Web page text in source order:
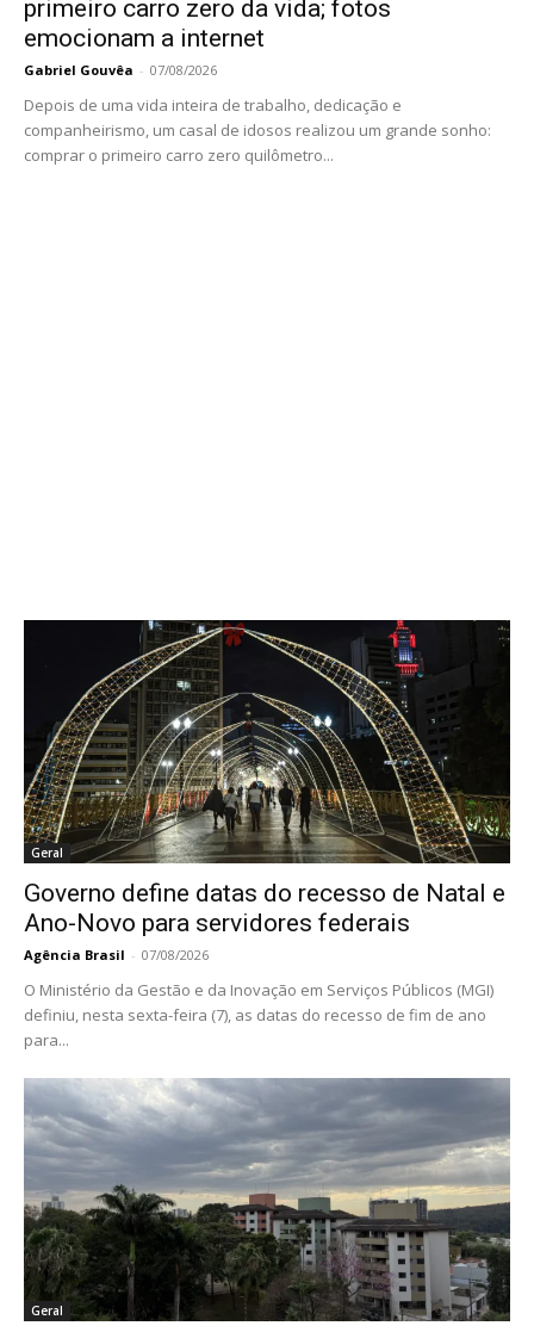
primeiro carro zero da vida; fotos
emocionam a internet
Gabriel Gouvêa - 07/08/2026
Depois de uma vida inteira de trabalho, dedicação e
companheirismo, um casal de idosos realizou um grande sonho:
comprar o primeiro carro zero quilômetro...
Geral
Governo define datas do recesso de Natal e
Ano-Novo para servidores federais
Agência Brasil - 07/08/2026
O Ministério da Gestão e da Inovação em Serviços Públicos (MGI)
definiu, nesta sexta-feira (7), as datas do recesso de fim de ano
para...
Geral